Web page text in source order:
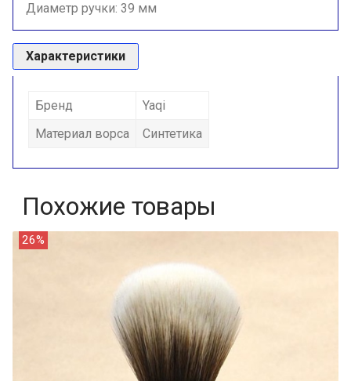
Диаметр ручки: 39 мм
Характеристики
Бренд
Yaqi
Материал ворса
Синтетика
Похожие товары
26%